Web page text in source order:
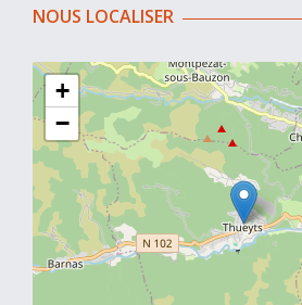
NOUS LOCALISER
+
−